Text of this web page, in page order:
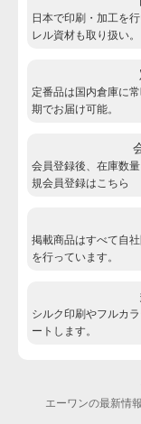
日本で印刷・加工を
レル資材も取り扱い。
定番品は国内倉庫に
期でお届け可能。
会員登録後、在庫数
規会員登録はこちら
掲載商品はすべて自
を行っています。
シルク印刷やフルカ
ートします。
エーワンの最新情